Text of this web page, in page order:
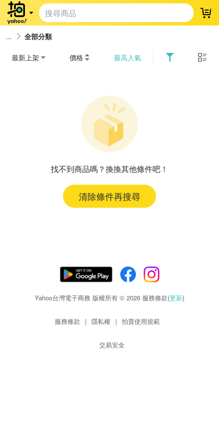
登
全部分類
最新上架 價格 最高人氣
找不到商品嗎？換換其他條件吧！
清除條件再搜尋
Yahoo台灣電子商務 版權所有 © 2026 服務條款(更新)
服務條款 | 隱私權 | 拍賣使用規範
交易安全